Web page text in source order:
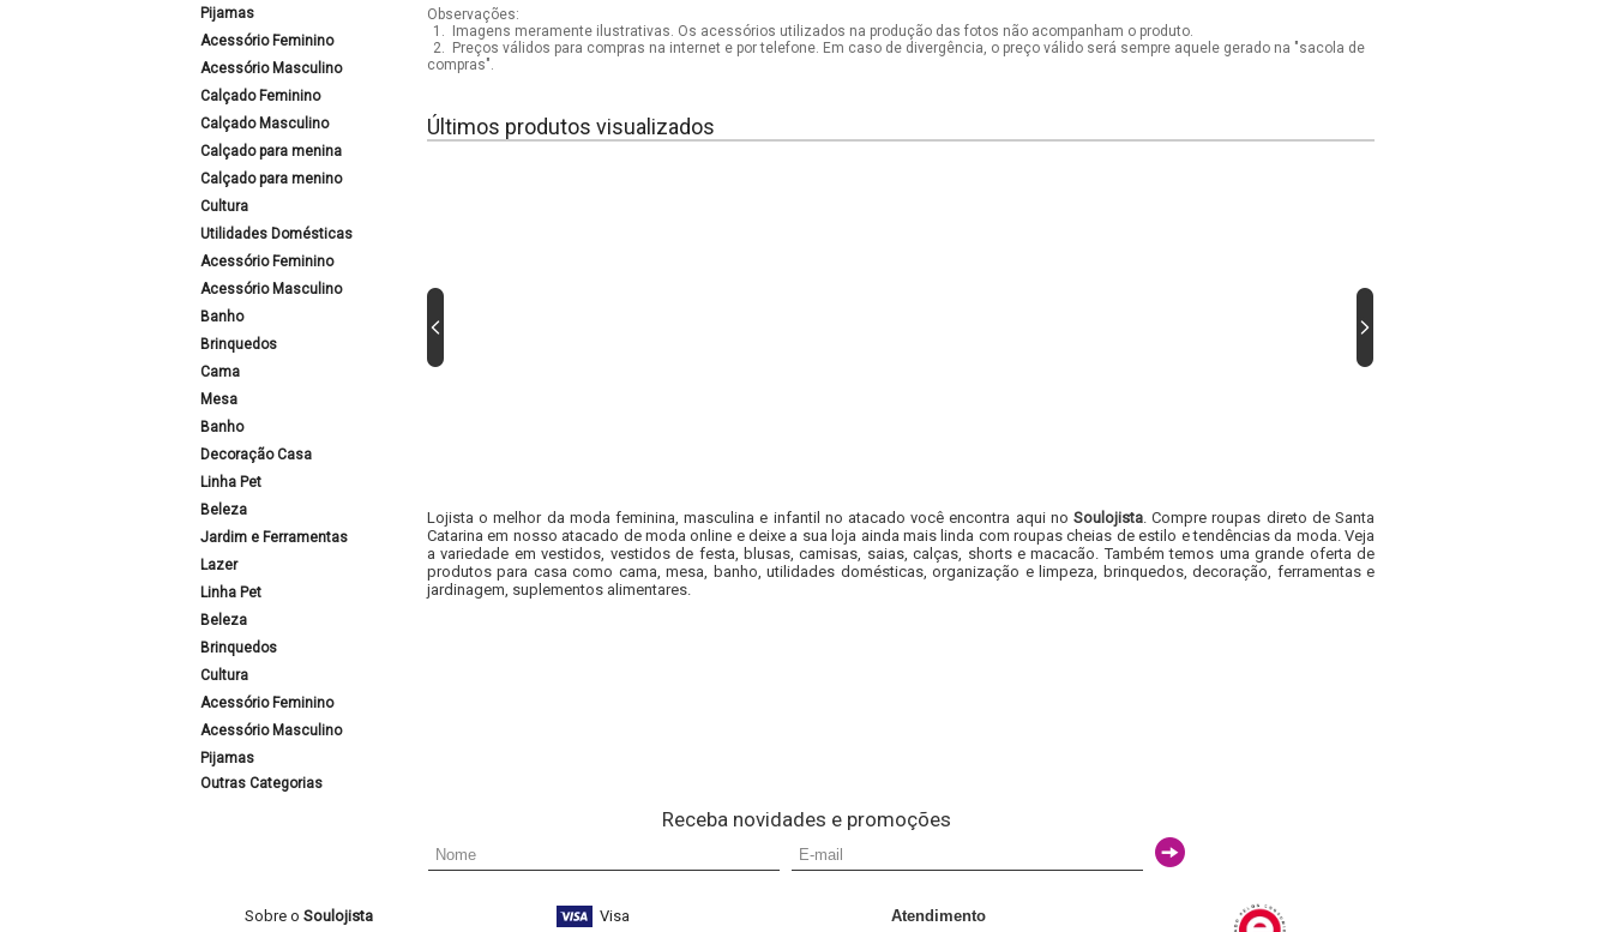
Pijamas
Acessório Feminino
Acessório Masculino
Calçado Feminino
Calçado Masculino
Calçado para menina
Calçado para menino
Cultura
Utilidades Domésticas
Acessório Feminino
Acessório Masculino
Banho
Brinquedos
Cama
Mesa
Banho
Decoração Casa
Linha Pet
Beleza
Jardim e Ferramentas
Lazer
Linha Pet
Beleza
Brinquedos
Cultura
Acessório Feminino
Acessório Masculino
Pijamas
Outras Categorias
Observações:
1.
Imagens meramente ilustrativas. Os acessórios utilizados na produção das fotos não acompanham o produto.
2.
Preços válidos para compras na internet e por telefone. Em caso de divergência, o preço válido será sempre aquele gerado na "sacola de
compras".
Últimos produtos visualizados
Lojista o melhor da moda feminina, masculina e infantil no atacado você encontra aqui no Soulojista. Compre roupas direto de Santa
Catarina em nosso atacado de moda online e deixe a sua loja ainda mais linda com roupas cheias de estilo e tendências da moda. Veja
a variedade em vestidos, vestidos de festa, blusas, camisas, saias, calças, shorts e macacão. Também temos uma grande oferta de
produtos para casa como cama, mesa, banho, utilidades domésticas, organização e limpeza, brinquedos, decoração, ferramentas e
jardinagem, suplementos alimentares.
Receba novidades e promoções
Sobre o Soulojista Visa Atendimento